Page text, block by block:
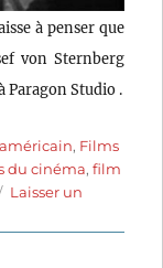
à penser que
von Sternberg
Paragon Studio .
, Films
du cinéma,film
Laisser un